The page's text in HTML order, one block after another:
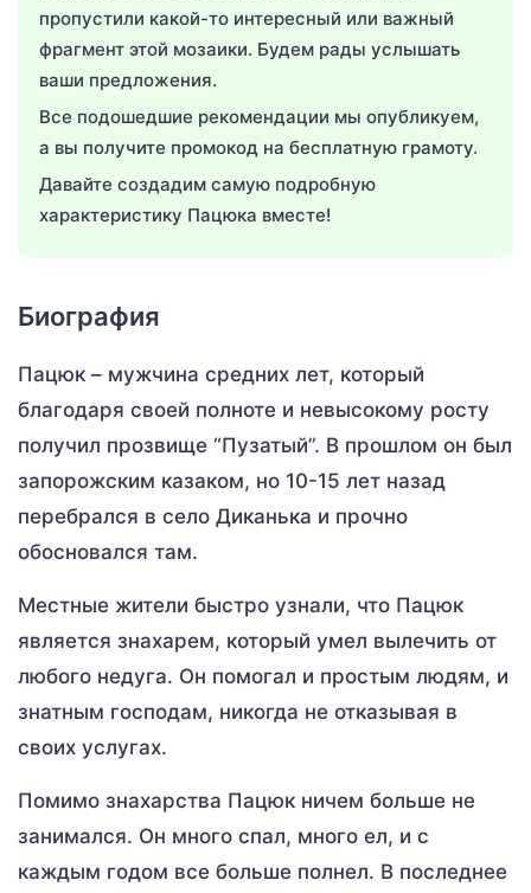
пропустили какой-то интересный или важный
фрагмент этой мозаики. Будем рады услышать
ваши предложения.
Все подошедшие рекомендации мы опубликуем,
а вы получите промокод на бесплатную грамоту.
Давайте создадим самую подробную
характеристику Пацюка вместе!
Биография
Пацюк – мужчина средних лет, который
благодаря своей полноте и невысокому росту
получил прозвище “Пузатый”. В прошлом он был
запорожским казаком, но 10-15 лет назад
перебрался в село Диканька и прочно
обосновался там.
Местные жители быстро узнали, что Пацюк
является знахарем, который умел вылечить от
любого недуга. Он помогал и простым людям, и
знатным господам, никогда не отказывая в
своих услугах.
Помимо знахарства Пацюк ничем больше не
занимался. Он много спал, много ел, и с
каждым годом все больше полнел. В последнее